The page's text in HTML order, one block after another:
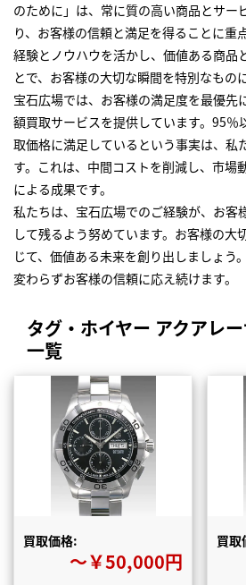
のために」は、常に質の高い商品とサー
り、お客様の信頼と満足を得ることに重
経験とノウハウを活かし、価値ある商品
とで、お客様の大切な瞬間を特別なもの
宝石広場では、お客様の満足度を最優先
額買取サービスを提供しています。95％
取価格に満足しているという事実は、私
す。これは、中間コストを削減し、市場
による成果です。
私たちは、宝石広場でのご経験が、お客
して残るよう努めています。お客様の大
じて、価値ある未来を創り出しましょう
変わらずお客様の信頼に応え続けます。
タグ・ホイヤー アクアレ
一覧
買取価格:
〜￥50,000円
買取